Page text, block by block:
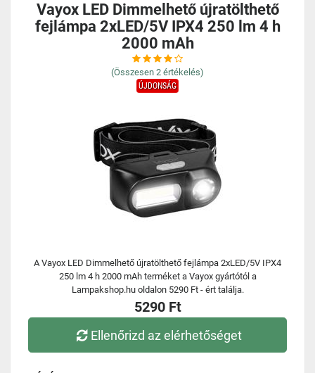
Vayox LED Dimmelhető újratölthető
fejlámpa 2xLED/5V IPX4 250 lm 4 h
2000 mAh
(Összesen 2 értékelés)
ÚJDONSÁG
A Vayox LED Dimmelhető újratölthető fejlámpa 2xLED/5V IPX4
250 lm 4 h 2000 mAh terméket a Vayox gyártótól a
Lampakshop.hu oldalon 5290 Ft - ért találja.
5290 Ft
Ellenőrizd az elérhetőséget